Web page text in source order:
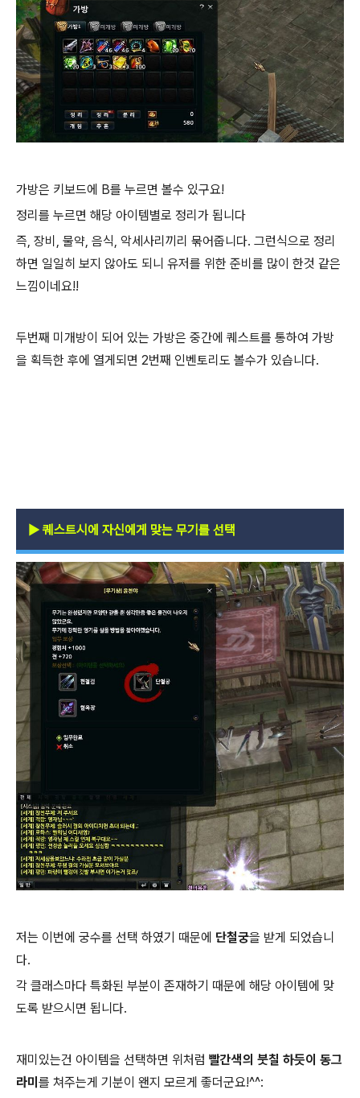
가방은 키보드에 B를 누르면 볼수 있구요!
정리를 누르면 해당 아이템별로 정리가 됩니다
즉, 장비, 물약, 음식, 악세사리끼리 묶어줍니다. 그런식으로 정리
하면 일일히 보지 않아도 되니 유저를 위한 준비를 많이 한것 같은
느낌이네요!!
두번째 미개방이 되어 있는 가방은 중간에 퀘스트를 통하여 가방
을 획득한 후에 열게되면 2번째 인벤토리도 볼수가 있습니다.
▶ 퀘스트시에 자신에게 맞는 무기를 선택
저는 이번에 궁수를 선택 하였기 때문에 단철궁을 받게 되었습니
다.
각 클래스마다 특화된 부분이 존재하기 때문에 해당 아이템에 맞
도록 받으시면 됩니다.
재미있는건 아이템을 선택하면 위처럼 빨간색의 붓칠 하듯이 동그
라미 를 쳐주는게 기분이 왠지 모르게 좋더군요!^^: